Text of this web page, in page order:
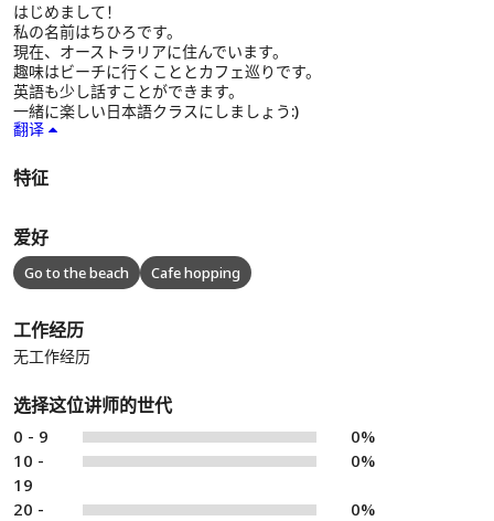
はじめまして！
私の名前はちひろです。
現在、オーストラリアに住んでいます。
趣味はビーチに行くこととカフェ巡りです。
英語も少し話すことができます。
一緒に楽しい日本語クラスにしましょう:)
翻译
特征
爱好
Go to the beach Cafe hopping
工作经历
无工作经历
选择这位讲师的世代
0 - 9
0%
10 -
19
0%
20 -
0%